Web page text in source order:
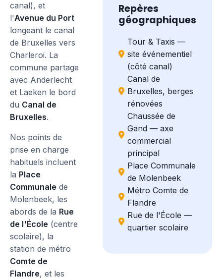
canal), et
l'Avenue du Port
longeant le canal
de Bruxelles vers
Charleroi. La
commune partage
avec Anderlecht
et Laeken le bord
du Canal de
Bruxelles.
Nos points de
prise en charge
habituels incluent
la Place
Communale de
Molenbeek, les
abords de la Rue
de l'École (centre
scolaire), la
station de métro
Comte de
Flandre, et les
Repères
géographiques
Tour & Taxis —
site événementiel
(côté canal)
Canal de
Bruxelles, berges
rénovées
Chaussée de
Gand — axe
commercial
principal
Place Communale
de Molenbeek
Métro Comte de
Flandre
Rue de l'École —
quartier scolaire